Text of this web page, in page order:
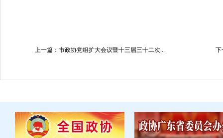
上一篇：市政协党组扩大会议暨十三届三十二次... 下